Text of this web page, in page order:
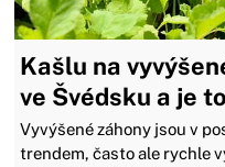
Kašlu na
ve Švédsku a je
Vyvýšené záhony jsou v
trendem, často ale rychle